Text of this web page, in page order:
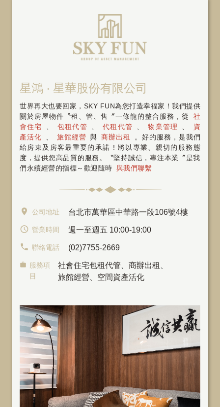
星鴻 ‧ 星華股份有限公司
世界再大也要回家，SKY FUN為您打造幸福家！我們提供
關於房屋物件〝租、管、售〞一條龍的整合服務，從
社
會住宅
包租代管 代租代管 物業管理
資
產活化
旅館經營 與 商辦出租
。好的服務，是我們
給房東及房客最重要的承諾 ! 將以專業、親切的服務態
度，提供您高品質的服務。〝堅持誠信，專注本業〞是我
們永續經營的指標～歡迎隨時 與我們聯繫
公司地址 台北市萬華區中華路一段106號4樓
營業時間 週一至週五 10:00-19:00
聯絡電話 (02)7755-2669
服務項
目
社會住宅包租代管 、商辦出租
旅館經營、空間資產活化